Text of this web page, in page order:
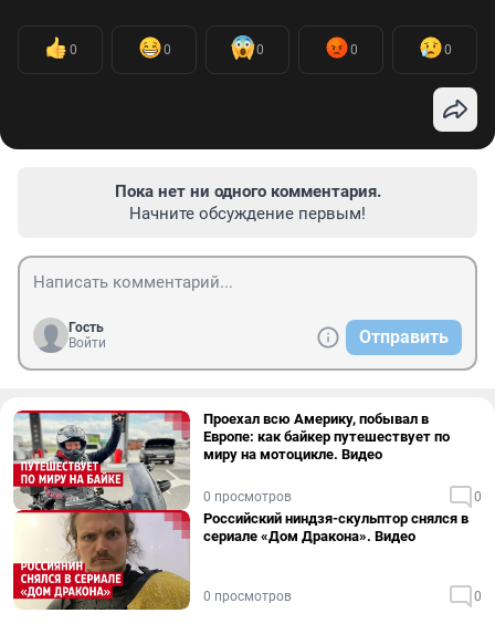
0 0 0 0 0
Пока нет ни одного комментария.
Начните обсуждение первым!
Гость
Войти
Отправить
Проехал всю Америку, побывал в
Европе: как байкер путешествует по
миру на мотоцикле. Видео
0 просмотров 0
Российский ниндзя-скульптор снялся в
сериале «Дом Дракона». Видео
0 просмотров 0